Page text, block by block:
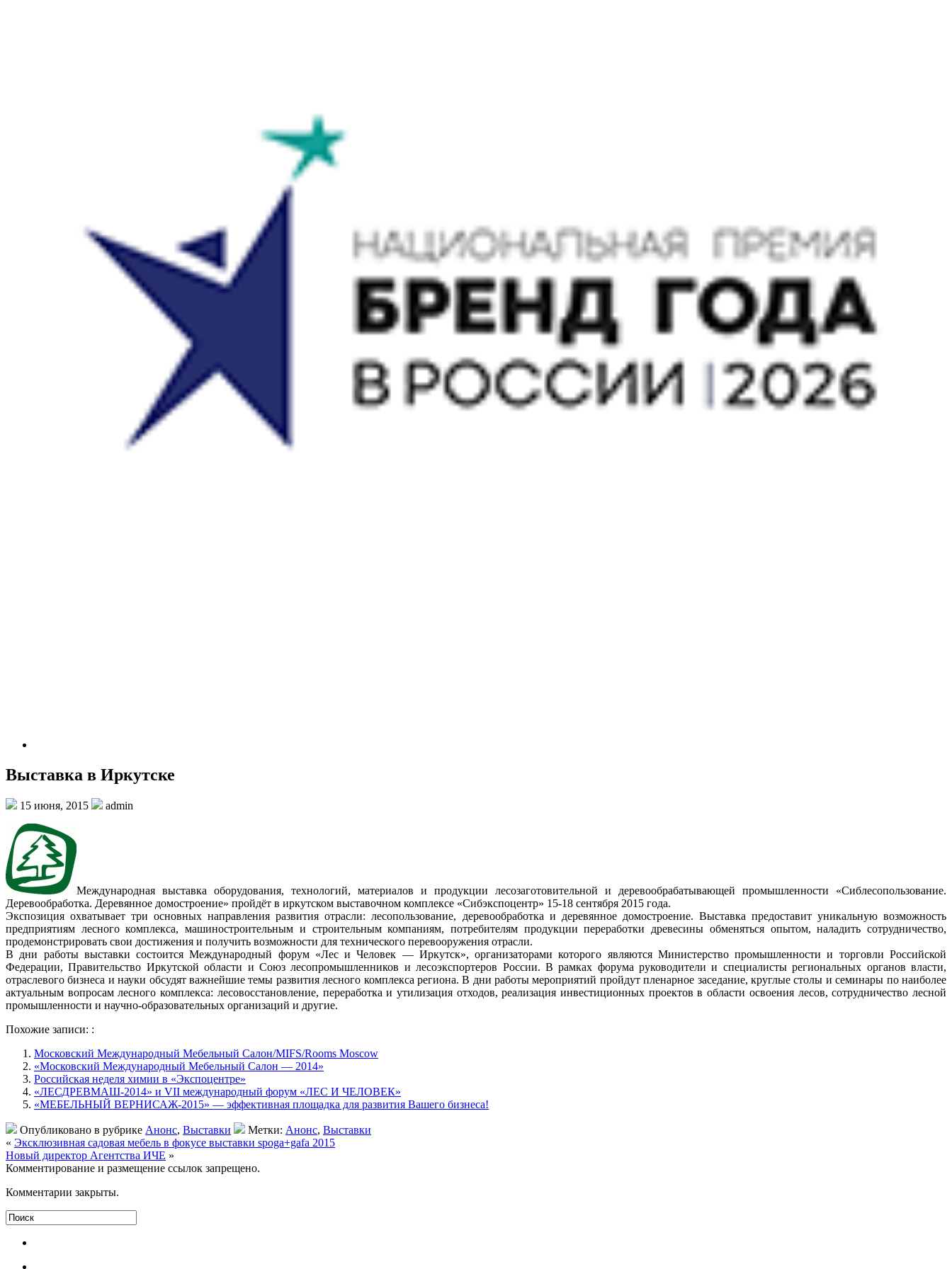
Выставка в Иркутске
15 июня, 2015 admin
Международная выставка оборудования, технологий, материалов и продукции лесозаготовительной и деревообрабатывающей промышленности «Сиблесопользование.
Деревообработка. Деревянное домостроение» пройдёт в иркутском выставочном комплексе «Сибэкспоцентр» 15-18 сентября 2015 года.
Экспозиция охватывает три основных направления развития отрасли: лесопользование, деревообработка и деревянное домостроение. Выставка предоставит уникальную возможность
предприятиям лесного комплекса, машиностроительным и строительным компаниям, потребителям продукции переработки древесины обменяться опытом, наладить сотрудничество,
продемонстрировать свои достижения и получить возможности для технического перевооружения отрасли.
В дни работы выставки состоится Международный форум «Лес и Человек — Иркутск», организаторами которого являются Министерство промышленности и торговли Российской
Федерации, Правительство Иркутской области и Союз лесопромышленников и лесоэкспортеров России. В рамках форума руководители и специалисты региональных органов власти,
отраслевого бизнеса и науки обсудят важнейшие темы развития лесного комплекса региона. В дни работы мероприятий пройдут пленарное заседание, круглые столы и семинары по наиболее
актуальным вопросам лесного комплекса: лесовосстановление, переработка и утилизация отходов, реализация инвестиционных проектов в области освоения лесов, сотрудничество лесной
промышленности и научно-образовательных организаций и другие.
Похожие записи: :
Московский Международный Мебельный Салон/MIFS/Rooms Moscow
«Московский Международный Мебельный Салон — 2014»
Российская неделя химии в «Экспоцентре»
«ЛЕСДРЕВМАШ-2014» и VII международный форум «ЛЕС И ЧЕЛОВЕК»
«МЕБЕЛЬНЫЙ ВЕРНИСАЖ-2015» — эффективная площадка для развития Вашего бизнеса!
Опубликовано в рубрике Анонс, Выставки Метки: Анонс, Выставки
« Эксклюзивная садовая мебель в фокусе выставки spoga+gafa 2015
Новый директор Агентства ИЧЕ »
Комментирование и размещение ссылок запрещено.
Комментарии закрыты.